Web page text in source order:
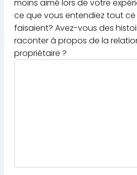
moins aimé lors de votre
ce que vous entendiez tout ce
faisaient? Avez-vous des
raconter à propos de la
propriétaire ?